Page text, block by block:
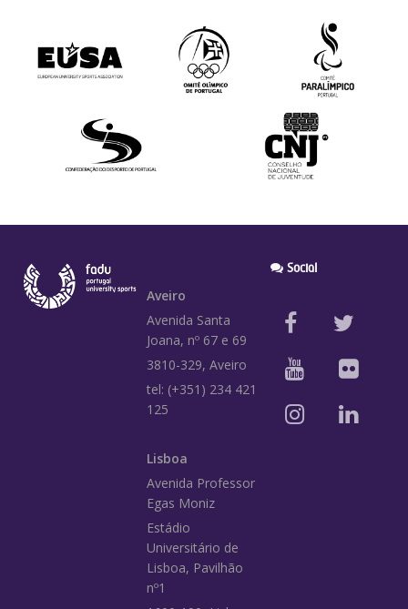
Aveiro
Avenida Santa
Joana, nº 67 e 69
3810-329, Aveiro
tel: (+351) 234 421
125
Lisboa
Avenida Professor
Egas Moniz
Estádio
Universitário de
Lisboa, Pavilhão
nº1
Social